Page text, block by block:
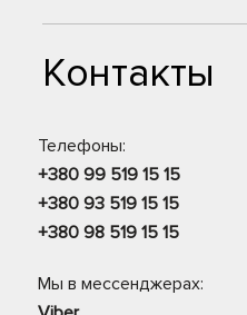
Контакты
Телефоны:
+380 99 519 15 15
+380 93 519 15 15
+380 98 519 15 15
Мы в мессенджерах: